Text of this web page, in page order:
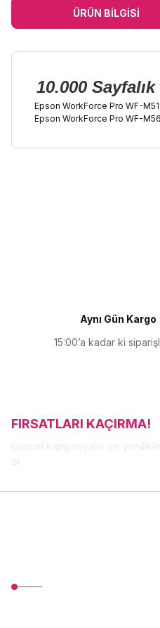
ÜRÜN BILGISI
10.000
Epson WorkForce Pro WF-
Epson WorkForce Pro WF-
Bu ürüne benzer farklı
Aynı Gün Kargo
15:00’a kadar ki
FIRSATLARI KAÇIRMA!